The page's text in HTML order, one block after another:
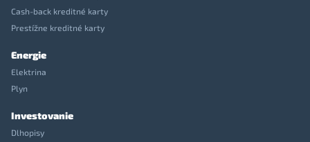
Cash-back kreditné karty
Prestížne kreditné karty
Energie
Elektrina
Plyn
Investovanie
Dlhopisy